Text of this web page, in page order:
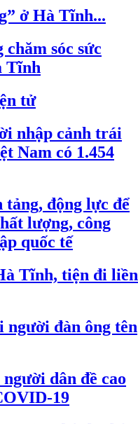
ở Hà Tĩnh...
sóc sức
Tĩnh
tử
nhập cảnh trái
Nam có 1.454
tảng, động lực để
lượng, công
quốc tế
Tĩnh, tiện đi liền
người đàn ông tên
dân đề cao
19